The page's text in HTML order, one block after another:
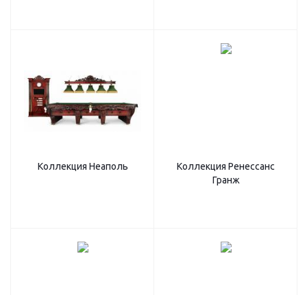
Коллекция Неаполь
Коллекция Ренессанс
Гранж